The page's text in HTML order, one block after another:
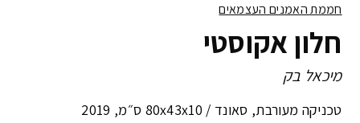
חממת האמנים העצמאים
חלון אקוסטי
מיכאל בק
טכניקה מעורבת, סאונד / 80x43x10 ס״מ ,